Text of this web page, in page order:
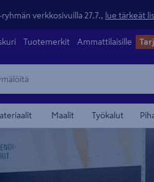
verkkosivuilla 27.7., lue tärkeät
Tuotemerkit Ammattilaisille
Maalit Työkalut